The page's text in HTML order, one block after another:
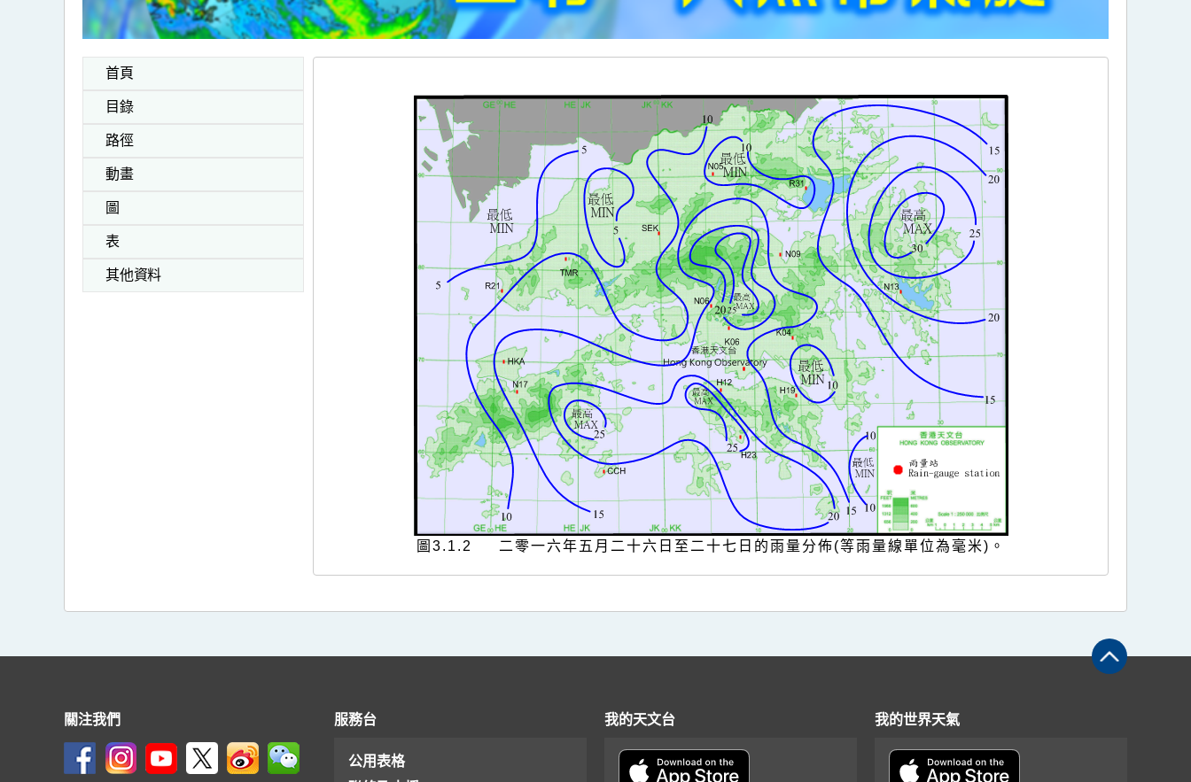
首頁
目錄
路徑
動畫
圖
表
其他資料
圖3.1.2 二零一六年五月二十六日至二十七日的雨量分佈(等雨量線單位為毫米)。
關注我們 服務台
公用表格
我的天文台 我的世界天氣